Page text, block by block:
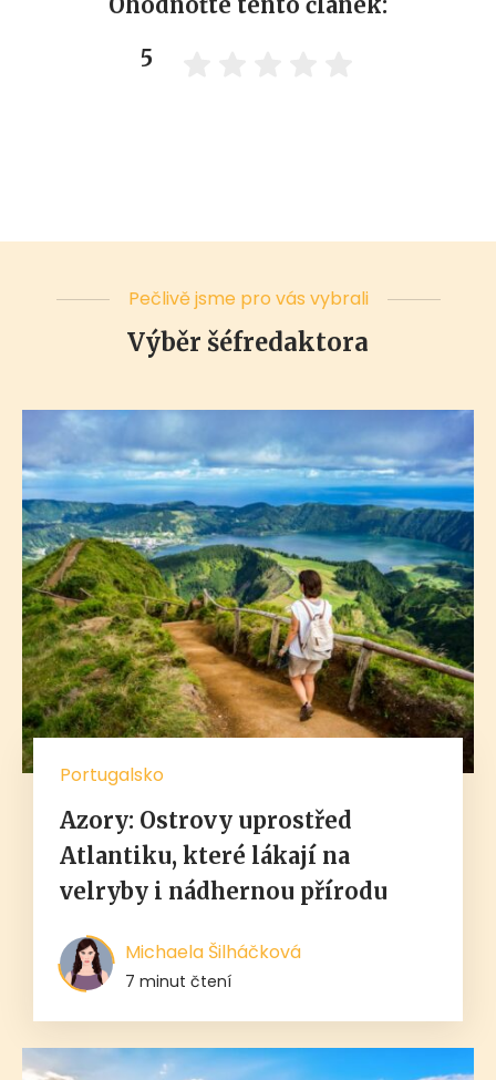
5
Pečlivě jsme pro vás vybrali
Výběr šéfredaktora
Portugalsko
Azory: Ostrovy uprostřed
Atlantiku, které lákají na
velryby i nádhernou přírodu
Michaela Šilháčková
7 minut čtení